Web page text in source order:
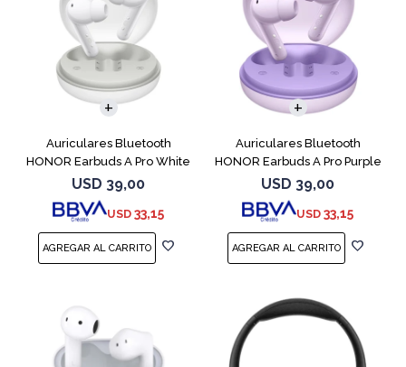
Auriculares Bluetooth
HONOR Earbuds A Pro White
USD 39,00
USD 33,15
Auriculares Bluetooth
HONOR Earbuds A Pro Purple
USD 39,00
USD 33,15